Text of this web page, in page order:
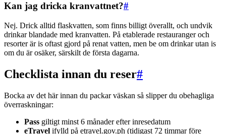
Kan jag dricka kranvattnet?#
Nej. Drick alltid flaskvatten, som finns billigt överallt, och undvik
drinkar blandade med kranvatten. På etablerade restauranger och
resorter är is oftast gjord på renat vatten, men be om drinkar utan is
om du är osäker, särskilt de första dagarna.
Checklista innan du reser#
Bocka av det här innan du packar väskan så slipper du obehagliga
överraskningar:
Pass giltigt minst 6 månader efter inresedatum
eTravel ifylld på etravel.gov.ph (tidigast 72 timmar före